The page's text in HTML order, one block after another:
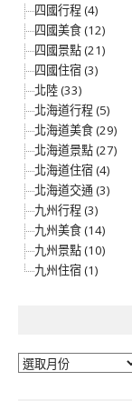
四國行程 (4)
四國美食 (12)
四國景點 (21)
四國住宿 (3)
北陸 (33)
北海道行程 (5)
北海道美食 (29)
北海道景點 (27)
北海道住宿 (4)
北海道交通 (3)
九州行程 (3)
九州美食 (14)
九州景點 (10)
九州住宿 (1)
彙